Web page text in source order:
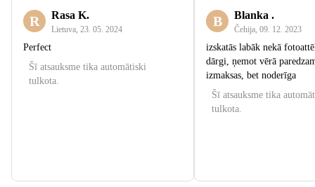
R Rasa K.
Lietuva 23. 05. 2024
Perfect
Šī atsauksme tika automātiski
tulkota.
B Blanka .
Čehija 09. 12. 2023
izskatās labāk nekā
dārgi, ņemot vērā
izmaksas, bet noderīga
Šī atsauksme tika
tulkota.